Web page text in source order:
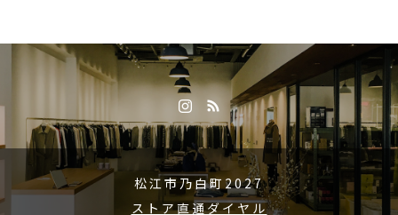
松江市乃白町2027
ストア直通ダイヤル